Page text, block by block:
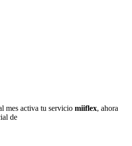
mes activa tu servicio miiflex, ahora
de